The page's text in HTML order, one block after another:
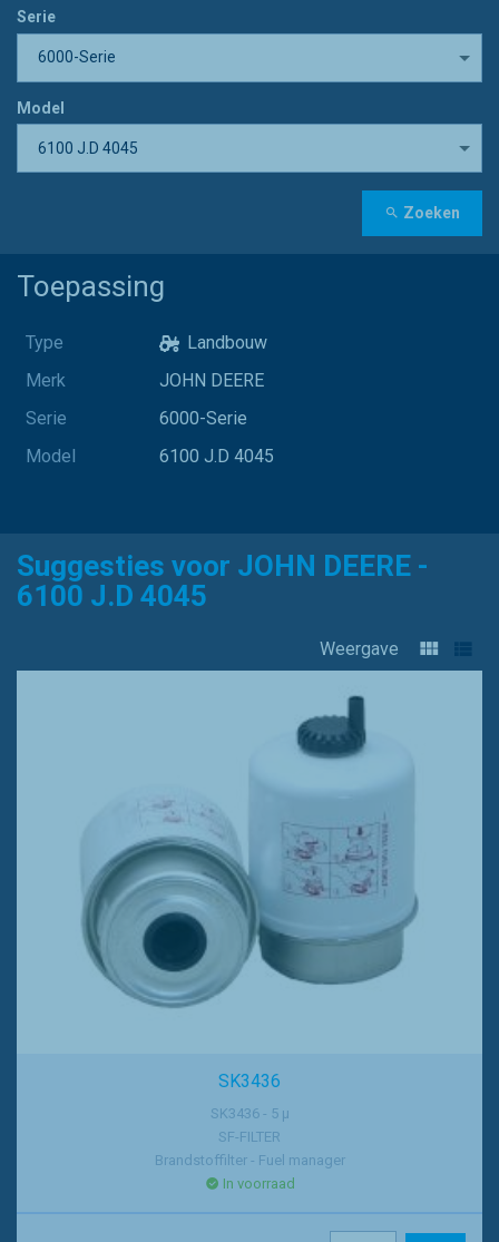
Serie
6000-Serie
Model
6100 J.D 4045
Zoeken
Toepassing
Type
Landbouw
Merk
JOHN DEERE
Serie
6000-Serie
Model
6100 J.D 4045
Suggesties voor JOHN DEERE -
6100 J.D 4045
Weergave
SK3436
SK3436 - 5 µ
SF-FILTER
Brandstoffilter - Fuel manager
In voorraad